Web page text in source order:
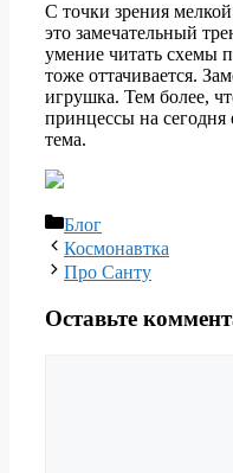
С точки зрения
это замечательный
умение читать схемы
тоже оттачивается.
игрушка. Тем более,
принцессы на
тема.
Рубрики
Блог
Космонавтка
Про Санту
Оставьте